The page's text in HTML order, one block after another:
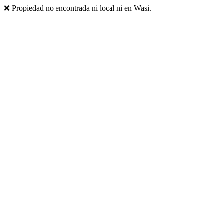
❌ Propiedad no encontrada ni local ni en Wasi.